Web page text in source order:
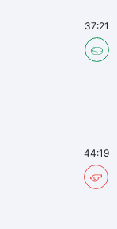
37:21
44:19